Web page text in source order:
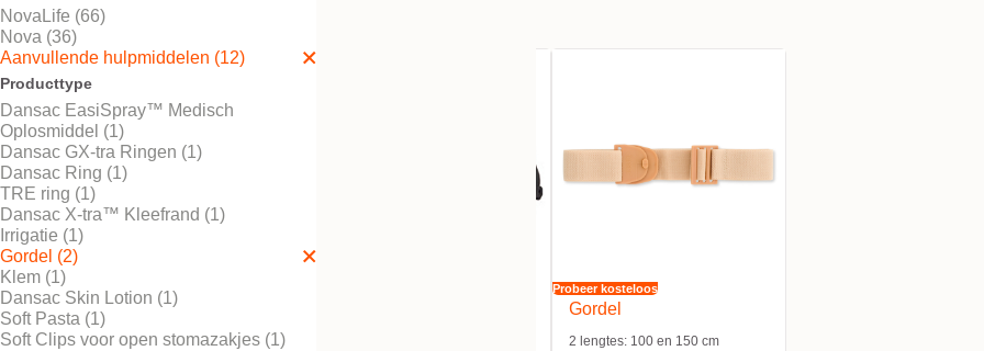
NovaLife (66)
Nova (36)
Aanvullende hulpmiddelen (12)
Producttype
Dansac EasiSpray™ Medisch
Oplosmiddel (1)
Dansac GX-tra Ringen (1)
Dansac Ring (1)
TRE ring (1)
Dansac X-tra™ Kleefrand (1)
Irrigatie (1)
Gordel (2)
Klem (1)
Dansac Skin Lotion (1)
Soft Pasta (1)
Soft Clips voor open stomazakjes (1)
Probeer kosteloos
Gordel
2 lengtes: 100 en 150 cm